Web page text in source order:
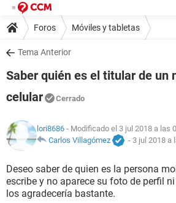
Foros Móviles y tabletas
Tema Anterior
Saber quién es el titular de un
celular
Cerrado
lori8686 - Modificado el 3 jul 2018 a las
Carlos Villagómez
- 3 jul 2018 a
Deseo saber de quien es la persona
escribe y no aparece su foto de perfil
los agradecería bastante.